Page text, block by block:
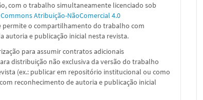
com o trabalho simultaneamente licenciado sob
Atribuição-NãoComercial 4.0
permite o compartilhamento do trabalho com
autoria e publicação inicial nesta revista.
para assumir contratos adicionais
distribuição não exclusiva da versão do trabalho
(ex.: publicar em repositório institucional ou como
reconhecimento de autoria e publicação inicial